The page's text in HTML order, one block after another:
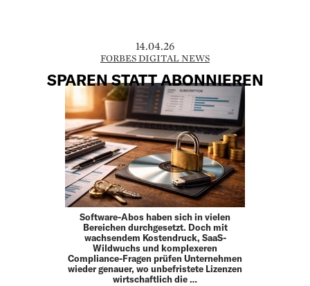
14.04.26
FORBES DIGITAL NEWS
SPAREN STATT ABONNIEREN
Software-Abos haben sich in vielen
Bereichen durchgesetzt. Doch mit
wachsendem Kostendruck, SaaS-
Wildwuchs und komplexeren
Compliance-Fragen prüfen Unternehmen
wieder genauer, wo unbefristete Lizenzen
wirtschaftlich die …